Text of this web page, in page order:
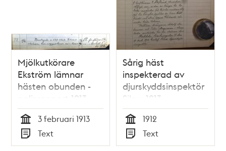
Mjölkutkörare
Ekström lämnar
hästen obunden -
polisrapport 1913
Tid
3 februari 1913
Typ
Text
Sårig häst
inspekterad av
djurskyddsinspektör
Silow 1913
Tid
1912
Typ
Text